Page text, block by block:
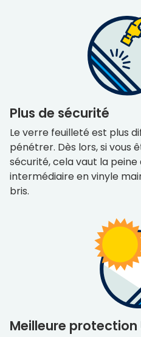
Plus de sécurité
Le verre feuilleté est plus
pénétrer. Dès lors, si vous
sécurité, cela vaut la peine
intermédiaire en vinyle
bris.
Meilleure